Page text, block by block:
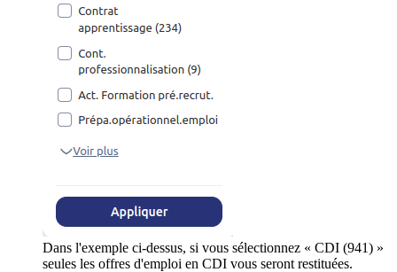
Dans l'exemple ci-dessus, si vous sélectionnez « CDI (941) »
seules les offres d'emploi en CDI vous seront restituées.